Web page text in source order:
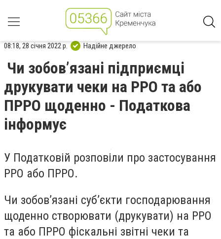
08:18, 28 січня 2022 р. Надійне джерело
Чи зобов’язані підприємці
друкувати чеки на РРО та або
ПРРО щоденно - Податкова
інформує
У Податковій розповіли про застосування
РРО або ПРРО.
Чи зобов’язані суб’єкти господарювання
щоденно створювати (друкувати) на РРО
та або ПРРО фіскальні звітні чеки та